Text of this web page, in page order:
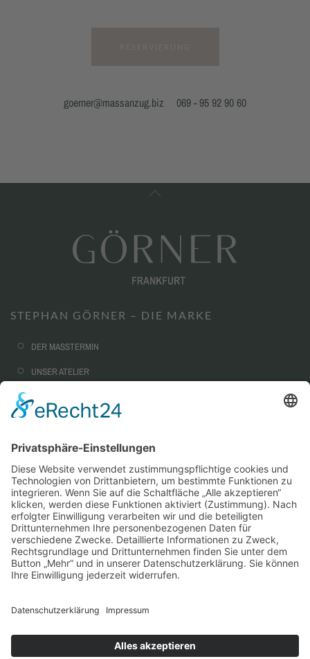
goerner@massanzug.biz 069 - 95 92 90 60
STEPHAN GÖRNER – DIE MARKE
DER MASSTERMIN
UNSER ATELIER
NACHHALTIGKEIT
CORPORATE FASHION
AUSSTATTUNG & OPTIONEN
SERVICE
WARUM MASSKONFEKTION?
STEPHAN GÖRNER VIP-TAILORING
STOFFKUNDE
DIE WICHTIGSTEN STOFFMUSTER